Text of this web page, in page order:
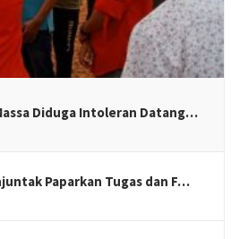
Diduga Intoleran Datang…
Paparkan Tugas dan F…